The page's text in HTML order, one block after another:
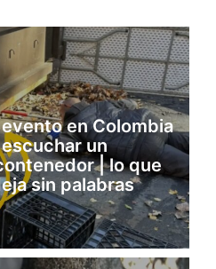
en Colombia
un
| lo que
sin palabras